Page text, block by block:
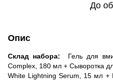
До
Опис
Склад набора: Гель для
Complex, 180 мл + Сыворотка
White Lightning Serum, 15 мл +